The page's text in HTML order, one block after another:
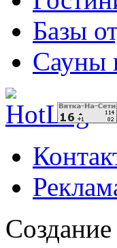
Базы
Сауны
Создание